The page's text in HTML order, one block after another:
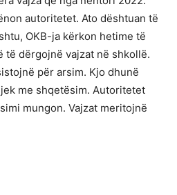
autoritetet. Ato dështuan të
OKB-ja kërkon hetime të
të dërgojnë vajzat në shkollë.
për arsim. Kjo dhunë
me shqetësim. Autoritetet
mungon. Vajzat meritojnë